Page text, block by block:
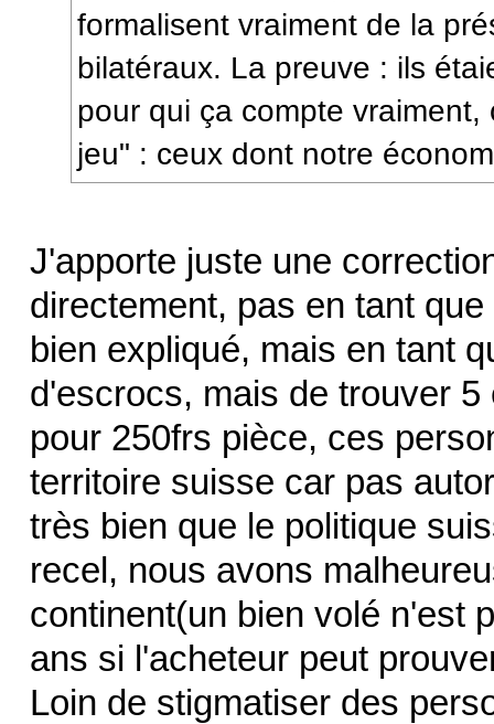
formalisent vraiment de la
bilatéraux. La preuve : ils
pour qui ça compte
jeu" : ceux dont notre
J'apporte juste une
directement, pas en tant
bien expliqué, mais en tant
d'escrocs, mais de trouver
pour 250frs pièce, ces
territoire suisse car pas
très bien que le politique
recel, nous avons
continent(un bien volé n'est
ans si l'acheteur peut
Loin de stigmatiser des